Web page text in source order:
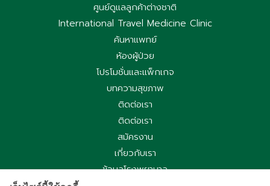
ศูนย์ดูแลลูกค้าต่างชาติ
International Travel Medicine Clinic
ค้นหาแพทย์
ห้องผู้ป่วย
โปรโมชั่นและแพ็กเกจ
บทความสุขภาพ
ติดต่อเรา
ติดต่อเรา
สมัครงาน
เกี่ยวกับเรา
ข้อมูลโรงพยาบาล